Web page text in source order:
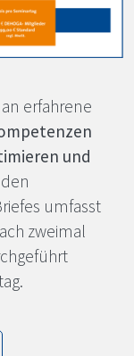
erfahrene
und
umfasst
zweimal